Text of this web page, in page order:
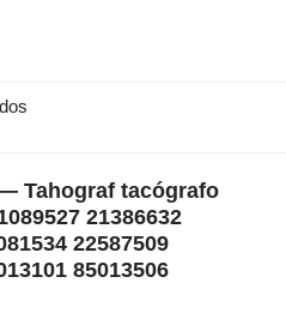
Tahograf tacógrafo
21386632
22587509
85013506